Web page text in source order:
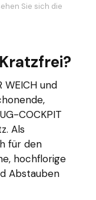
Sie sich die
WEICH und
COCKPIT
Als
für den
hochflorige
Abstauben